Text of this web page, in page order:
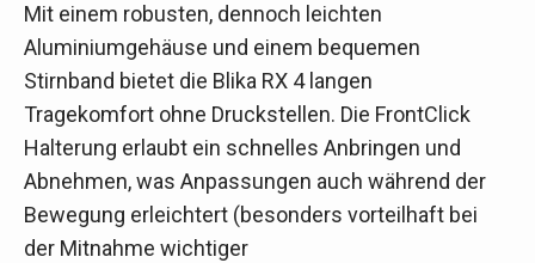
Mit einem robusten, dennoch leichten
Aluminiumgehäuse und einem bequemen
Stirnband bietet die Blika RX 4 langen
Tragekomfort ohne Druckstellen. Die FrontClick
Halterung erlaubt ein schnelles Anbringen und
Abnehmen, was Anpassungen auch während der
Bewegung erleichtert (besonders vorteilhaft bei
der Mitnahme wichtiger